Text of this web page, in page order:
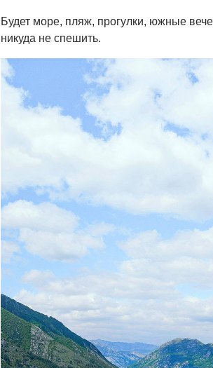
Будет море, пляж, прогулки, южные
никуда не спешить.